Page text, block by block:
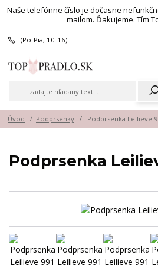
Naše telefónne číslo je dočasne
mailom. Ďakujeme. Tím
(Po-Pia, 10-16)
Úvod Podprsenky Podprsenka Leilieve
Podprsenka